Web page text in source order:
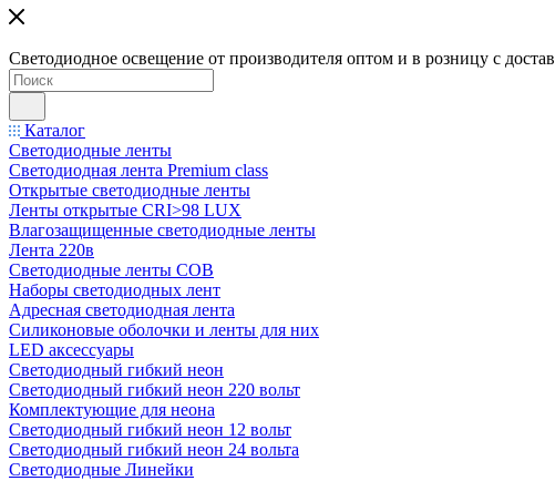
Светодиодное освещение от производителя оптом и в розницу с
Каталог
Светодиодные ленты
Светодиодная лента Premium class
Открытые светодиодные ленты
Ленты открытые CRI>98 LUX
Влагозащищенные светодиодные ленты
Лента 220в
Светодиодные ленты COB
Наборы светодиодных лент
Адресная светодиодная лента
Силиконовые оболочки и ленты для них
LED аксессуары
Светодиодный гибкий неон
Светодиодный гибкий неон 220 вольт
Комплектующие для неона
Светодиодный гибкий неон 12 вольт
Светодиодный гибкий неон 24 вольта
Светодиодные Линейки